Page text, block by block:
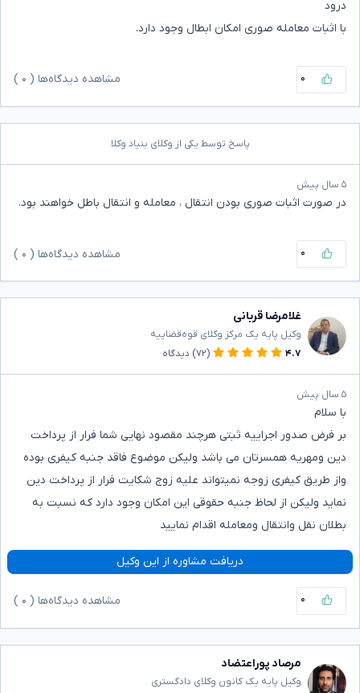
درود
با اثبات معامله صوری امکان ابطال وجود دارد.
۰ مشاهده دیدگاه‌ها ( ۰
پاسخ توسط یکی از وکلای بنیاد وکلا
۵ سال پیش
در صورت اثبات صوری بودن انتقال ، معامله و انتقال باطل خواهند بود.
۰ مشاهده دیدگاه‌ها ( ۰
غلامرضا قربانی
وکیل پایه یک مرکز وکلای قوه‌قضاییه
۴.۷
(۷۲) دیدگاه
۵ سال پیش
با سلام
بر فرض صدور اجراییه ثبتی هرچند مقصود نهایی شما فرار از پرداخت
دین ومهریه همسرتان می باشد ولیکن موضوع فاقد جنبه کیفری بوده
واز طریق کیفری زوجه نمیتواند علیه زوج شکایت فرار از پرداخت دین
نماید ولیکن از لحاظ جنبه حقوقی این امکان وجود دارد که نسبت به
بطلان نقل وانتقال ومعامله اقدام نمایید
دریافت مشاوره از این وکیل
۰ مشاهده دیدگاه‌ها ( ۰
مرصاد پوراعتضاد
وکیل پایه یک کانون وکلای دادگستری